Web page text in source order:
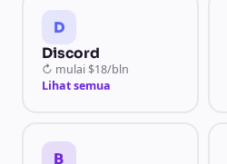
D
Discord
↻ mulai $18/bln
Lihat semua
B